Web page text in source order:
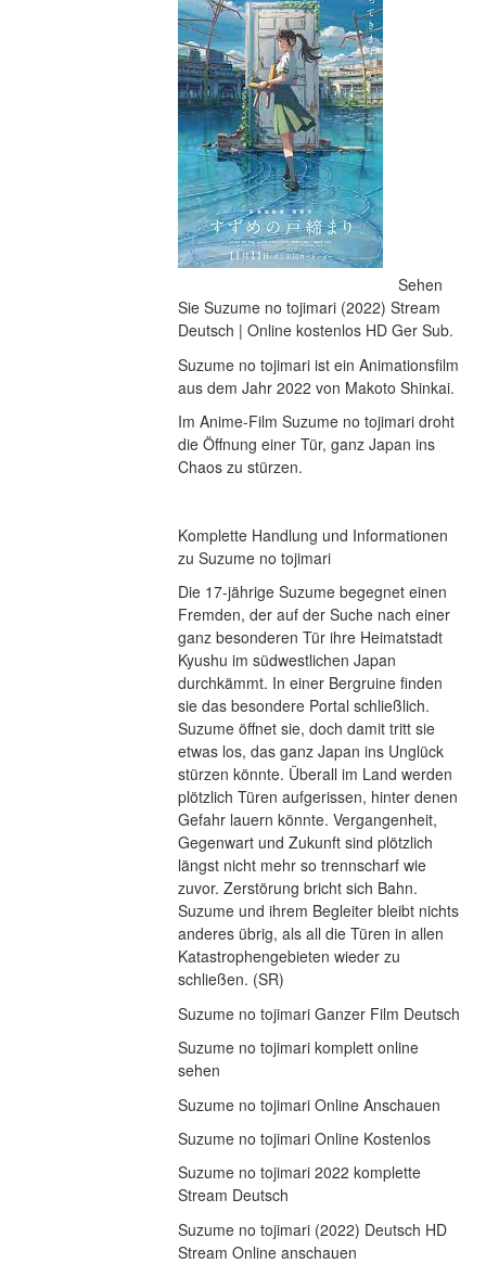
Sehen
Sie Suzume no tojimari (2022) Stream
Deutsch | Online kostenlos HD Ger Sub.
Suzume no tojimari ist ein Animationsfilm
aus dem Jahr 2022 von Makoto Shinkai.
Im Anime-Film Suzume no tojimari droht
die Öffnung einer Tür, ganz Japan ins
Chaos zu stürzen.
Komplette Handlung und Informationen
zu Suzume no tojimari
Die 17-jährige Suzume begegnet einen
Fremden, der auf der Suche nach einer
ganz besonderen Tür ihre Heimatstadt
Kyushu im südwestlichen Japan
durchkämmt. In einer Bergruine finden
sie das besondere Portal schließlich.
Suzume öffnet sie, doch damit tritt sie
etwas los, das ganz Japan ins Unglück
stürzen könnte. Überall im Land werden
plötzlich Türen aufgerissen, hinter denen
Gefahr lauern könnte. Vergangenheit,
Gegenwart und Zukunft sind plötzlich
längst nicht mehr so trennscharf wie
zuvor. Zerstörung bricht sich Bahn.
Suzume und ihrem Begleiter bleibt nichts
anderes übrig, als all die Türen in allen
Katastrophengebieten wieder zu
schließen. (SR)
Suzume no tojimari Ganzer Film Deutsch
Suzume no tojimari komplett online
sehen
Suzume no tojimari Online Anschauen
Suzume no tojimari Online Kostenlos
Suzume no tojimari 2022 komplette
Stream Deutsch
Suzume no tojimari (2022) Deutsch HD
Stream Online anschauen